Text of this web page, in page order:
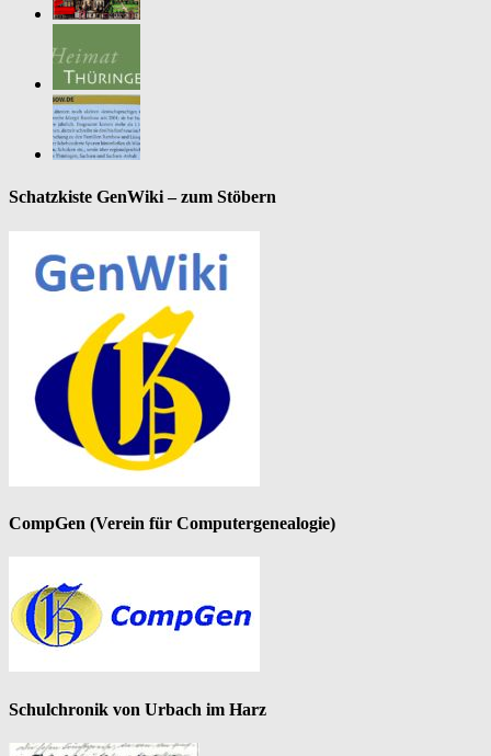
Schatzkiste GenWiki – zum Stöbern
CompGen (Verein für Computergenealogie)
Schulchronik von Urbach im Harz